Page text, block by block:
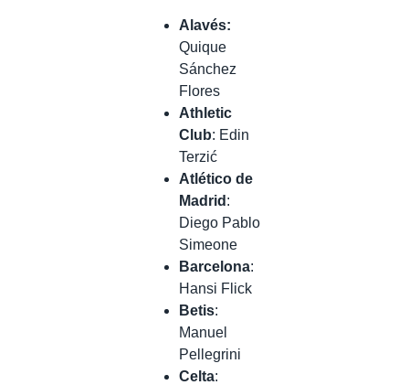
Alavés:
Quique
Sánchez
Flores
Athletic
Club: Edin
Terzić
Atlético de
Madrid :
Diego Pablo
Simeone
Barcelona:
Hansi Flick
Betis:
Manuel
Pellegrini
Celta: